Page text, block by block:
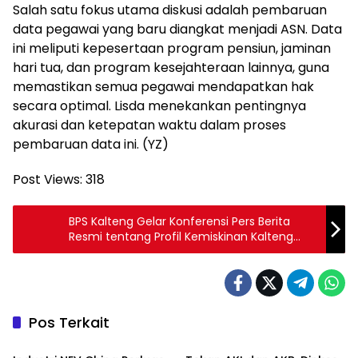
Salah satu fokus utama diskusi adalah pembaruan
data pegawai yang baru diangkat menjadi ASN. Data
ini meliputi kepesertaan program pensiun, jaminan
hari tua, dan program kesejahteraan lainnya, guna
memastikan semua pegawai mendapatkan hak
secara optimal. Lisda menekankan pentingnya
akurasi dan ketepatan waktu dalam proses
pembaruan data ini. (YZ)
Post Views: 318
BPS Kalteng Gelar Konferensi Pers Berita
Resmi tentang Profil Kemiskinan Kalteng
September 2024 dan Tingkat Ketimpangan
Pengeluaran Penduduk September 2024
Pos Terkait
Berita